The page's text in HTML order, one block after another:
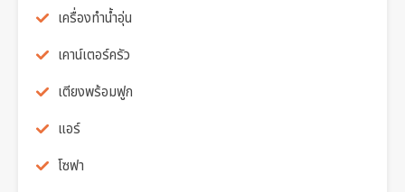
เครื่องทำน้ำอุ่น
เคาน์เตอร์ครัว
เตียงพร้อมฟูก
แอร์
โซฟา